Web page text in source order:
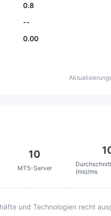
0.8
--
0.00
10
MT5-Server
(ms)/ms
und Technologien recht